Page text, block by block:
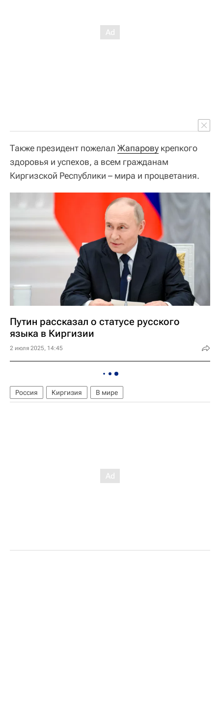
Также президент пожелал Жапарову крепкого
здоровья и успехов, а всем гражданам
Киргизской Республики – мира и процветания.
Путин рассказал о статусе русского
языка в Киргизии
2 июля 2025, 14:45
Россия Киргизия В мире